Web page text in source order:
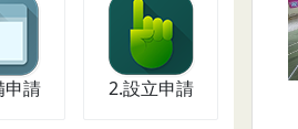
申請
2.設立申請
2.設立申請